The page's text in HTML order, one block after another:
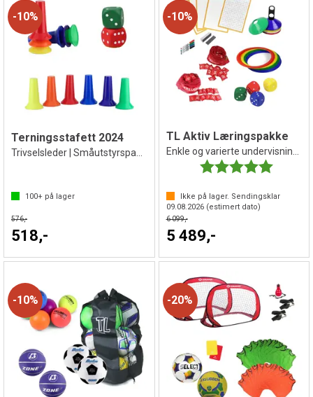
10%
Terningsstafett 2024
100+ på lager
576,-
518,-
10%
TL Aktiv Læringspakke
Karakter:
Ikke på lager. Sendingsklar
09.08.2026(estimert dato)
6 099,-
5 489,-
10% 20%